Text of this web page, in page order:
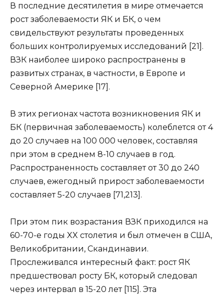
В последние десятилетия в мире отмечается
рост заболеваемости ЯК и БК, о чем
свидельствуют результаты проведенных
больших контролируемых исследований [21].
ВЗК наиболее широко распространены в
развитых странах, в частности, в Европе и
Северной Америке [17].
В этих регионах частота возникновения ЯК и
БК (первичная заболеваемость) колеблется от 4
до 20 случаев на 100 000 человек, составляя
при этом в среднем 8-10 случаев в год.
Распространенность составляет от 30 до 240
случаев, ежегодный прирост заболеваемости
составляет 5-20 случаев [71,213].
При этом пик возрастания ВЗК приходился на
60-70-е годы XX столетия и был отмечен в США,
Великобритании, Скандинавии.
Прослеживался интересный факт: рост ЯК
предшествовал росту БК, который следовал
через интервал в 15-20 лет [115]. Эта